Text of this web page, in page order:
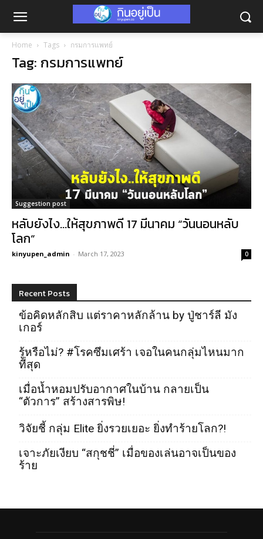
Home Tags กรมการแพทย์
Tag: กรมการแพทย์
Suggestion post
หลับยังไง…ให้สุขภาพดี 17 มีนาคม “วันนอนหลับ
โลก”
kinyupen_admin - March 17, 2023 0
Recent Posts
ข้อคิดหลักสิบ แต่ราคาหลักล้าน by ปู่ชาร์ลี มัง
เกอร์
รู้หรือไม่? #โรคซึมเศร้า เจอในคนกลุ่มไหนมาก
ที่สุด
เมื่อน้ำหอมปรับอากาศในบ้าน กลายเป็น
“ตัวการ” สร้างสารพิษ!
วิจัยชี้ กลุ่ม Elite ยิ่งรวยเยอะ ยิ่งทำร้ายโลก?!
เจาะภัยเงียบ “สกุชชี่” เมื่อของเล่นอาจเป็นของ
ร้าย